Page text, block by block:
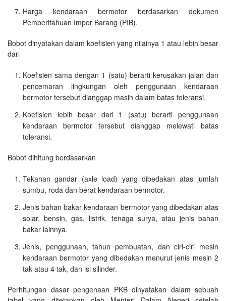
Harga kendaraan bermotor berdasarkan dokumen
Pemberitahuan Impor Barang (PIB).
Bobot dinyatakan dalam koefisien yang nilainya 1 atau lebih besar
dari
Koefisien sama dengan 1 (satu) berarti kerusakan jalan dan
pencemaran lingkungan oleh penggunaan kendaraan
bermotor tersebut dianggap masih dalam batas toleransi.
Koefisien lebih besar dari 1 (satu) berarti penggunaan
kendaraan bermotor tersebut dianggap melewati batas
toleransi.
Bobot dihitung berdasarkan
Tekanan gandar (axle load) yang dibedakan atas jumlah
sumbu, roda dan berat kendaraan bermotor.
Jenis bahan bakar kendaraan bermotor yang dibedakan atas
solar, bensin, gas, listrik, tenaga surya, atau jenis bahan
bakar lainnya.
Jenis, penggunaan, tahun pembuatan, dan ciri-ciri mesin
kendaraan bermotor yang dibedakan menurut jenis mesin 2
tak atau 4 tak, dan isi silinder.
Perhitungan dasar pengenaan PKB dinyatakan dalam sebuah